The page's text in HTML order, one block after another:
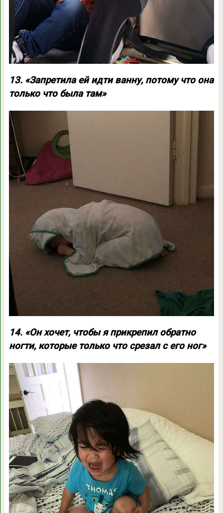
13. «Запретила ей идти ванну, потому что она
только что была там»
14. «Он хочет, чтобы я прикрепил обратно
ногти, которые только что срезал с его ног»